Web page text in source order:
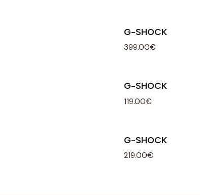
G-SHOCK
399.00€
G-SHOCK
119.00€
G-SHOCK
219.00€